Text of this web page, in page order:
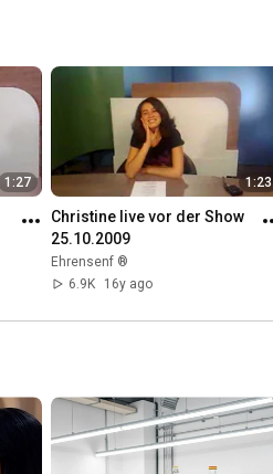
1:27 1:23
Christine live vor der Show
25.10.2009
Ehrensenf ®
6.9K
16y ago